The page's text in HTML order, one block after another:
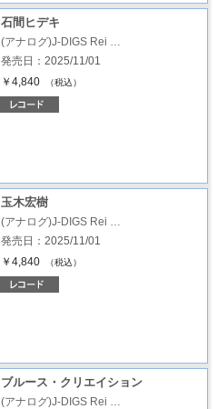
石間ヒデキ
(アナログ)J-DIGS Rei …
発売日：2025/11/01
￥4,840
（税込）
玉木宏樹
(アナログ)J-DIGS Rei …
発売日：2025/11/01
￥4,840
（税込）
ブルース・クリエイション
(アナログ)J-DIGS Rei …